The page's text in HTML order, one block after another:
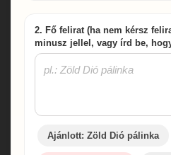
2. Fő felirat (ha nem kérsz
minusz jellel, vagy írd be,
Ajánlott: Zöld Dió pálinka